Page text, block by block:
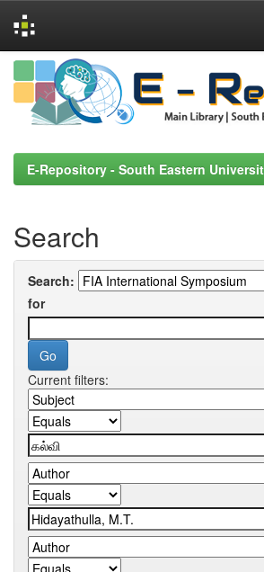
Skip
navigation
E-Repository - South Eastern
Search
Search:
for
Current filters: